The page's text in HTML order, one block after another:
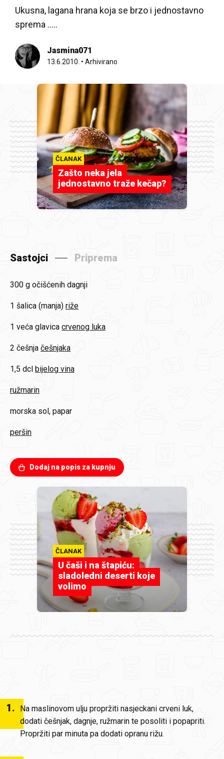
Ukusna, lagana hrana koja se brzo i jednostavno
sprema …..
Jasmina071
13.6.2010. • Arhivirano
ČLANAK
Zašto neka jela
jednostavno traže kečap?
Sastojci Priprema
300 g očišćenih dagnji
1 šalica (manja) riže
1 veća glavica crvenog luka
2 češnja češnjaka
1,5 dcl bijelog vina
ružmarin
morska sol, papar
peršin
Dodaj na popis za kupnju
ČLANAK
U čaši i na štapiću:
sladoledni deserti koje
volimo
1.
Na maslinovom ulju propržiti nasjeckani crveni luk,
dodati češnjak, dagnje, ružmarin te posoliti i popapriti.
Propržiti par minuta pa dodati opranu rižu.